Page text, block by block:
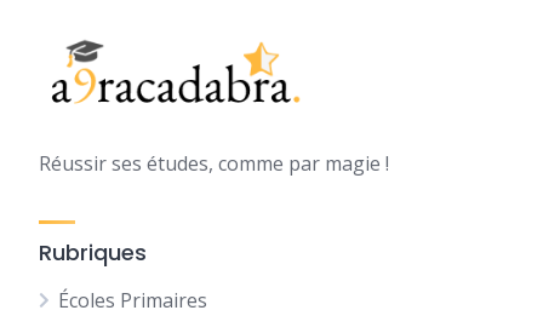
Réussir ses études, comme par magie !
Rubriques
Écoles Primaires